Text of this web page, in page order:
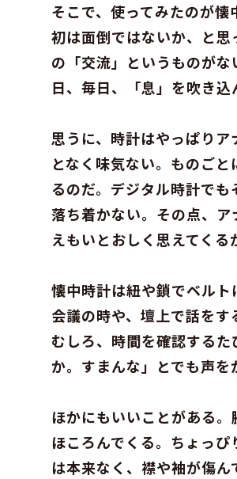
そこで、使ってみたのが
初は面倒ではないか、と
の「交流」というものが
日、毎日、「息」を吹き
思うに、時計はやっぱり
となく味気ない。ものご
るのだ。デジタル時計で
落ち着かない。その点、
えもいとおしく思えてくる
懐中時計は紐や鎖でベル
会議の時や、壇上で話をす
むしろ、時間を確認する
か。すまんな」とでも声を
ほかにもいいことがある
ほころんでくる。ちょっ
は本来なく、襟や袖が傷